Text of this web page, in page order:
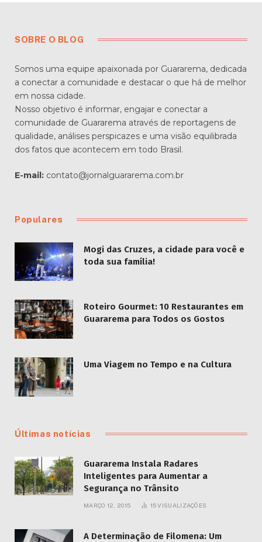
SOBRE O BLOG
Somos uma equipe apaixonada por Guararema, dedicada
a conectar a comunidade e destacar o que há de melhor
em nossa cidade.
Nosso objetivo é informar, engajar e conectar a
comunidade de Guararema através de reportagens de
qualidade, análises perspicazes e uma visão equilibrada
dos fatos que acontecem em todo Brasil.
E-mail: contato@jornalguararema.com.br
Populares
Mogi das Cruzes, a cidade para você e
toda sua família!
Roteiro Gourmet: 10 Restaurantes em
Guararema para Todos os Gostos
Uma Viagem no Tempo e na Cultura
Últimas notícias
Guararema Instala Radares
Inteligentes para Aumentar a
Segurança no Trânsito
MARÇO 12, 2015 15VISUALIZAÇÕES
A Determinação de Filomena: Um